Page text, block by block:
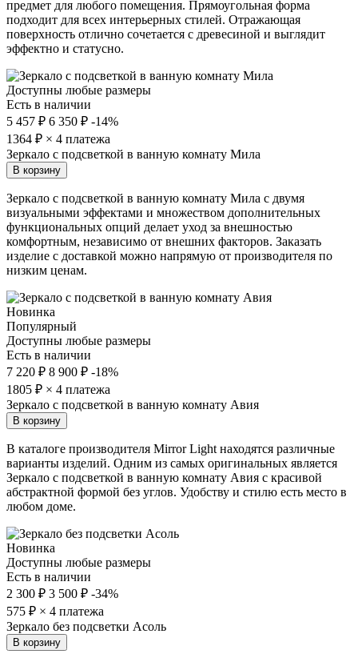
предмет для любого помещения. Прямоугольная форма
подходит для всех интерьерных стилей. Отражающая
поверхность отлично сочетается с древесиной и выглядит
эффектно и статусно.
Доступны любые размеры
Есть в наличии
5 457 ₽ 6 350 ₽ -14%
1364 ₽ × 4 платежа
Зеркало с подсветкой в ванную комнату Мила
В корзину
Зеркало с подсветкой в ванную комнату Мила с двумя
визуальными эффектами и множеством дополнительных
функциональных опций делает уход за внешностью
комфортным, независимо от внешних факторов. Заказать
изделие с доставкой можно напрямую от производителя по
низким ценам.
Новинка
Популярный
Доступны любые размеры
Есть в наличии
7 220 ₽ 8 900 ₽ -18%
1805 ₽ × 4 платежа
Зеркало с подсветкой в ванную комнату Авия
В корзину
В каталоге производителя Mirror Light находятся различные
варианты изделий. Одним из самых оригинальных является
Зеркало с подсветкой в ванную комнату Авия с красивой
абстрактной формой без углов. Удобству и стилю есть место в
любом доме.
Новинка
Доступны любые размеры
Есть в наличии
2 300 ₽ 3 500 ₽ -34%
575 ₽ × 4 платежа
Зеркало без подсветки Асоль
В корзину